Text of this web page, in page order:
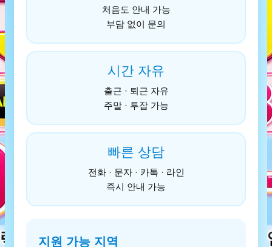
처음도 안내 가능
부담 없이 문의
시간 자유
출근 · 퇴근 자유
주말 · 투잡 가능
빠른 상담
전화 · 문자 · 카톡 · 라인
즉시 안내 가능
지원 가능 지역